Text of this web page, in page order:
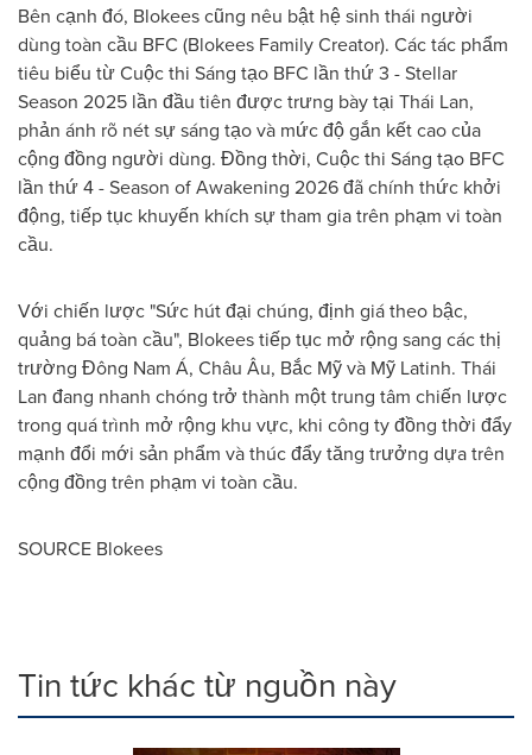
Bên cạnh đó, Blokees cũng nêu bật hệ sinh thái người
dùng toàn cầu BFC (Blokees Family Creator). Các tác phẩm
tiêu biểu từ Cuộc thi Sáng tạo BFC lần thứ 3 - Stellar
Season 2025 lần đầu tiên được trưng bày tại Thái Lan,
phản ánh rõ nét sự sáng tạo và mức độ gắn kết cao của
cộng đồng người dùng. Đồng thời, Cuộc thi Sáng tạo BFC
lần thứ 4 - Season of Awakening 2026 đã chính thức khởi
động, tiếp tục khuyến khích sự tham gia trên phạm vi toàn
cầu.
Với chiến lược "Sức hút đại chúng, định giá theo bậc,
quảng bá toàn cầu", Blokees tiếp tục mở rộng sang các thị
trường Đông Nam Á, Châu Âu, Bắc Mỹ và Mỹ Latinh. Thái
Lan đang nhanh chóng trở thành một trung tâm chiến lược
trong quá trình mở rộng khu vực, khi công ty đồng thời đẩy
mạnh đổi mới sản phẩm và thúc đẩy tăng trưởng dựa trên
cộng đồng trên phạm vi toàn cầu.
SOURCE Blokees
Tin tức khác từ nguồn này